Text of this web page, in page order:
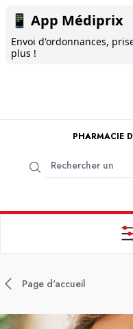
📱 App Médiprix
Envoi d'ordonnances,
plus !
PHARMACIE
Page d'accueil